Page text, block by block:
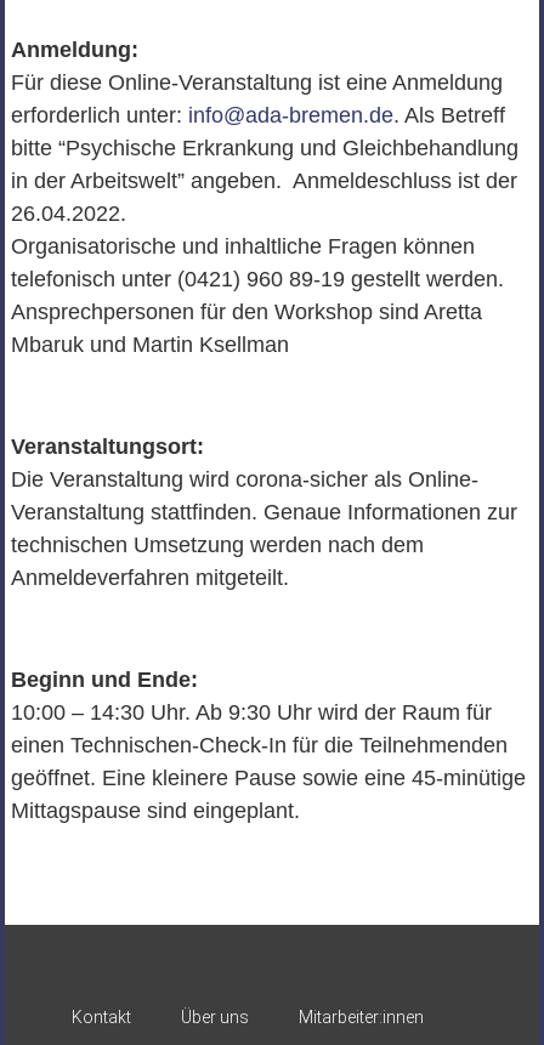
Anmeldung:
Für diese Online-Veranstaltung ist eine Anmeldung
erforderlich unter: info@ada-bremen.de. Als Betreff
bitte “Psychische Erkrankung und Gleichbehandlung
in der Arbeitswelt” angeben. Anmeldeschluss ist der
26.04.2022.
Organisatorische und inhaltliche Fragen können
telefonisch unter (0421) 960 89-19 gestellt werden.
Ansprechpersonen für den Workshop sind Aretta
Mbaruk und Martin Ksellman
Veranstaltungsort:
Die Veranstaltung wird corona-sicher als Online-
Veranstaltung stattfinden. Genaue Informationen zur
technischen Umsetzung werden nach dem
Anmeldeverfahren mitgeteilt.
Beginn und Ende:
10:00 – 14:30 Uhr. Ab 9:30 Uhr wird der Raum für
einen Technischen-Check-In für die Teilnehmenden
geöffnet. Eine kleinere Pause sowie eine 45-minütige
Mittagspause sind eingeplant.
Kontakt Über uns Mitarbeiter:innen